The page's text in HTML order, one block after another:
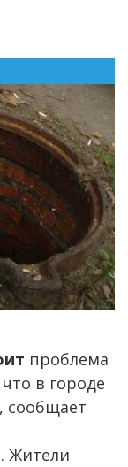
проблема
в городе
сообщает
Жители